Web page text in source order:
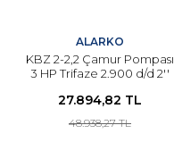
ALARKO
KBZ 2-2,2 Çamur Pompası
3 HP Trifaze 2.900 d/d 2''
27.894,82 TL
48.938,27 TL